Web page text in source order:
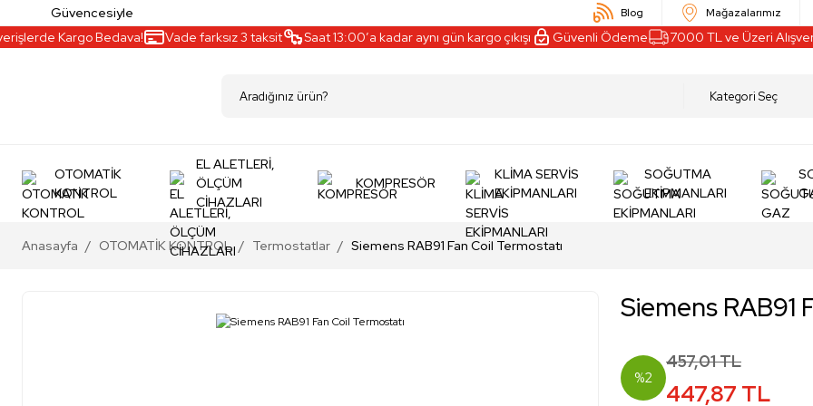
Güvencesiyle Blog Mağazalarımız
Kargo Bedava! Vade farksız 3 taksit Saat 13:00’a kadar aynı gün kargo çıkışı Güvenli Ödeme 7000 TL ve Üzeri
OTOMATİK
KONTROL
EL ALETLERİ,
ÖLÇÜM
CİHAZLARI
KOMPRESÖR
KLİMA SERVİS
EKİPMANLARI
SOĞUTMA
EKİPMANLARI
Anasayfa OTOMATİK KONTROL Termostatlar Siemens RAB91 Fan Coil Termostatı
Siemens RAB91
%2
457,01 TL
447,87 TL